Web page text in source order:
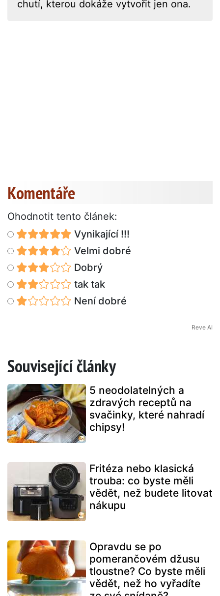
chutí, kterou dokáže vytvořit jen ona.
Komentáře
Ohodnotit tento článek:
Vynikající !!!
Velmi dobré
Dobrý
tak tak
Není dobré
Reve AI
Související články
5 neodolatelných a
zdravých receptů na
svačinky, které nahradí
chipsy!
Fritéza nebo klasická
trouba: co byste měli
vědět, než budete litovat
nákupu
Opravdu se po
pomerančovém džusu
tloustne? Co byste měli
vědět, než ho vyřadíte